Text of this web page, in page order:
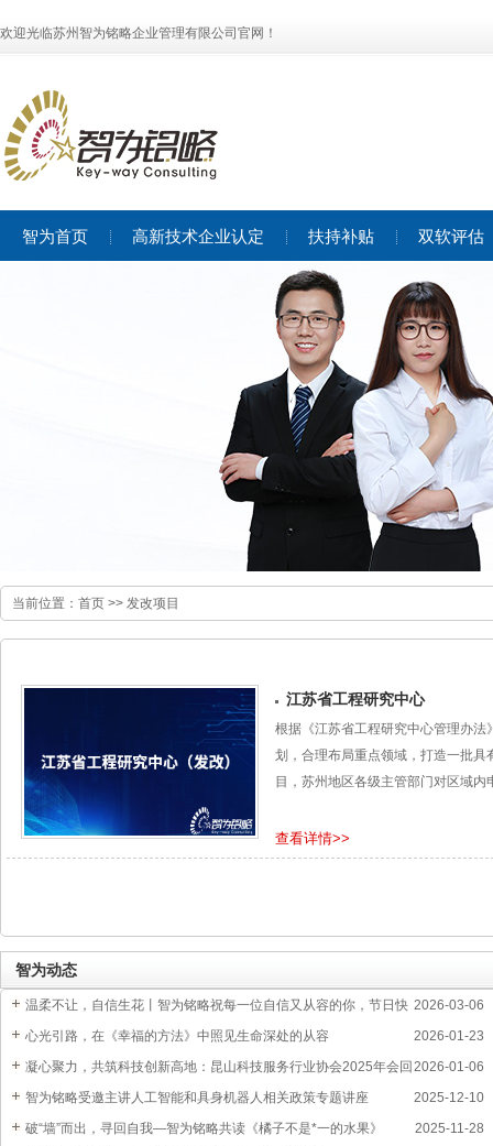
欢迎光临苏州智为铭略企业管理有限公司官网！
智为首页 高新技术企业认定 扶持补贴 双软评估
当前位置： 首页 >> 发改项目
江苏省工程研究中心
根​据《江苏省工程研究中心管理办法
划，合理布局重点领域，打造一批具
目，苏州地区各级主管部门对区域
查看详情>>
智为动态
2026-03-06
温柔不让，自信生花丨智为铭略祝每一位自信又从容的你，节日快
乐
2026-01-23
心光引路，在《幸福的方法》中照见生命深处的从容
2026-01-06
凝心聚力，共筑科技创新高地：昆山科技服务行业协会2025年会回
顾与展望
2025-12-10
智为铭略受邀主讲人工智能和具身机器人相关政策专题讲座
2025-11-28
破“墙”而出，寻回自我—智为铭略共读《橘子不是*一的水果》